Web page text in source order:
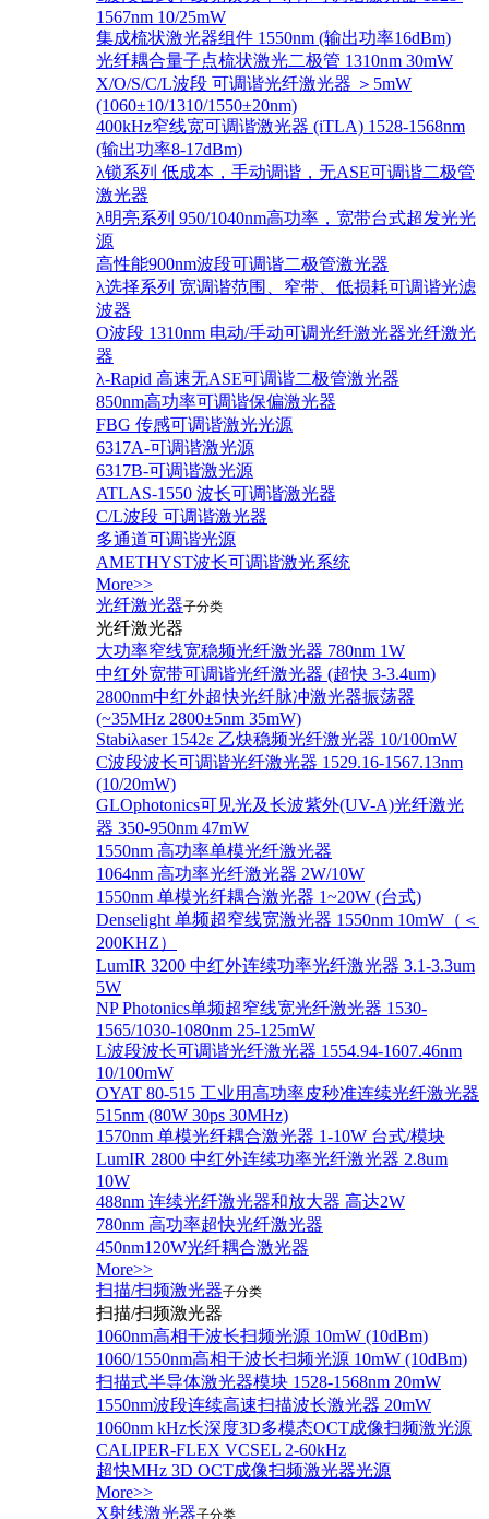
1567nm 10/25mW
集成梳状激光器组件 1550nm (输出功率16dBm)
光纤耦合量子点梳状激光二极管 1310nm 30mW
X/O/S/C/L波段 可调谐光纤激光器 ＞5mW
(1060±10/1310/1550±20nm)
400kHz窄线宽可调谐激光器 (iTLA) 1528-1568nm
(输出功率8-17dBm)
λ锁系列 低成本，手动调谐，无ASE可调谐二极管
激光器
λ明亮系列 950/1040nm高功率，宽带台式超发光光
源
高性能900nm波段可调谐二极管激光器
λ选择系列 宽调谐范围、窄带、低损耗可调谐光滤
波器
O波段 1310nm 电动/手动可调光纤激光器光纤激光
器
λ-Rapid 高速无ASE可调谐二极管激光器
850nm高功率可调谐保偏激光器
FBG 传感可调谐激光光源
6317A-可调谐激光源
6317B-可调谐激光源
ATLAS-1550 波长可调谐激光器
C/L波段 可调谐激光器
多通道可调谐光源
AMETHYST波长可调谐激光系统
More>>
光纤激光器子分类
光纤激光器
大功率窄线宽稳频光纤激光器 780nm 1W
中红外宽带可调谐光纤激光器 (超快 3-3.4um)
2800nm中红外超快光纤脉冲激光器振荡器
(~35MHz 2800±5nm 35mW)
Stabiλaser 1542ε 乙炔稳频光纤激光器 10/100mW
C波段波长可调谐光纤激光器 1529.16-1567.13nm
(10/20mW)
GLOphotonics可见光及长波紫外(UV-A)光纤激光
器 350-950nm 47mW
1550nm 高功率单模光纤激光器
1064nm 高功率光纤激光器 2W/10W
1550nm 单模光纤耦合激光器 1~20W (台式)
Denselight 单频超窄线宽激光器 1550nm 10mW（＜
200KHZ）
LumIR 3200 中红外连续功率光纤激光器 3.1-3.3um
5W
NP Photonics单频超窄线宽光纤激光器 1530-
1565/1030-1080nm 25-125mW
L波段波长可调谐光纤激光器 1554.94-1607.46nm
10/100mW
OYAT 80-515 工业用高功率皮秒准连续光纤激光器
515nm (80W 30ps 30MHz)
1570nm 单模光纤耦合激光器 1-10W 台式/模块
LumIR 2800 中红外连续功率光纤激光器 2.8um
10W
488nm 连续光纤激光器和放大器 高达2W
780nm 高功率超快光纤激光器
450nm120W光纤耦合激光器
More>>
扫描/扫频激光器子分类
扫描/扫频激光器
1060nm高相干波长扫频光源 10mW (10dBm)
1060/1550nm高相干波长扫频光源 10mW (10dBm)
扫描式半导体激光器模块 1528-1568nm 20mW
1550nm波段连续高速扫描波长激光器 20mW
1060nm kHz长深度3D多模态OCT成像扫频激光源
CALIPER-FLEX VCSEL 2-60kHz
超快MHz 3D OCT成像扫频激光器光源
More>>
X射线激光器子分类